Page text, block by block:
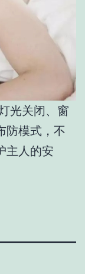
光关闭、窗
防模式，不
主人的安